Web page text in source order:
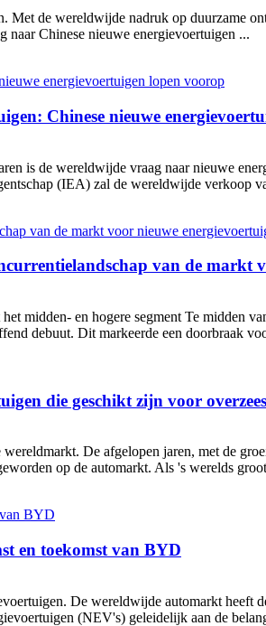
Met de wereldwijde nadruk op duurzame
naar Chinese nieuwe energievoertuigen ...
Chinese nieuwe
is de wereldwijde vraag naar nieuwe
(IEA) zal de wereldwijde verkoop
van de markt
midden- en hogere segment Te midden
debuut. Dit markeerde een doorbraak
die geschikt zijn voor
De afgelopen jaren, met de
op de automarkt. Als 's werelds
en toekomst van BYD
De wereldwijde automarkt heeft
(NEV's) geleidelijk aan de